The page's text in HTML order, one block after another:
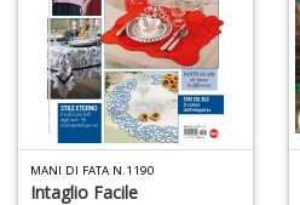
MANI DI FATA N.1190
Intaglio Facile